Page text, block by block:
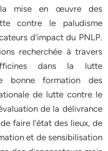
la mise en œuvre des
contre le paludisme
d’impact du PNLP.
recherchée à travers
dans la lutte
bonne formation des
de lutte contre le
de la délivrance
faire l’état des lieux, de
et de sensibilisation